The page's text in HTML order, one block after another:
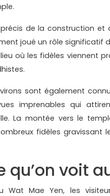
de la construction et
joué un rôle significatif
où les fidèles viennent
sont également
imprenables qui
La montée vers le
fidèles
qu’on voit
Wat Mae Yen, les